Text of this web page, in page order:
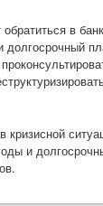
в
долгосрочный
и